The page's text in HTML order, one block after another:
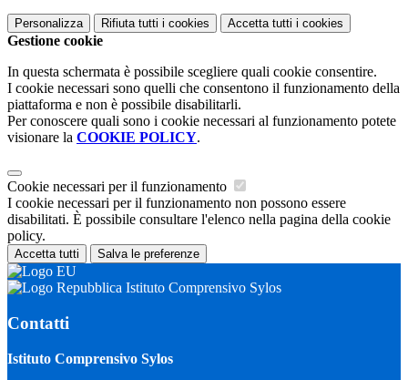
Personalizza Rifiuta tutti i cookies Accetta tutti i cookies
Gestione cookie
In questa schermata è possibile scegliere quali cookie consentire.
I cookie necessari sono quelli che consentono il funzionamento della
piattaforma e non è possibile disabilitarli.
Per conoscere quali sono i cookie necessari al funzionamento potete
visionare la COOKIE POLICY.
Cookie necessari per il funzionamento
I cookie necessari per il funzionamento non possono essere
disabilitati. È possibile consultare l'elenco nella pagina della cookie
policy.
Accetta tutti Salva le preferenze
Istituto Comprensivo Sylos
Contatti
Istituto Comprensivo Sylos